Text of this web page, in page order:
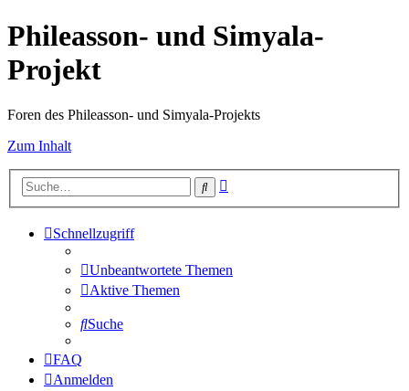
Phileasson- und Simyala-
Projekt
Foren des Phileasson- und Simyala-Projekts
Zum Inhalt
Suche
Schnellzugriff
Unbeantwortete Themen
Aktive Themen
Suche
FAQ
Anmelden